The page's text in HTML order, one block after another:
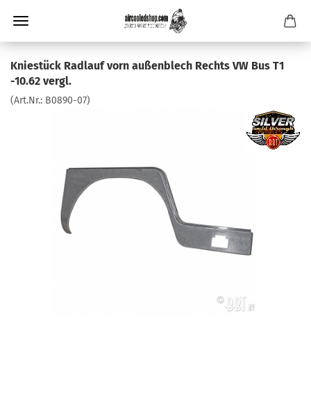
Kniestück Radlauf vorn außenblech Rechts VW Bus T1
-10.62 vergl.
(Art.Nr.: B0890-07)